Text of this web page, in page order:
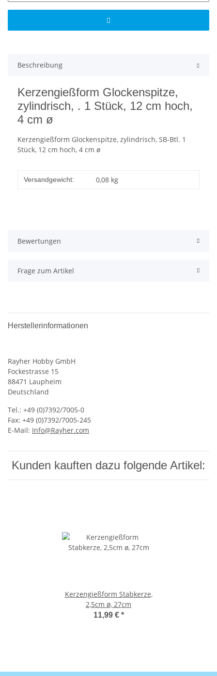
Beschreibung
Kerzengießform Glockenspitze,
zylindrisch, . 1 Stück, 12 cm hoch,
4 cm ø
Kerzengießform Glockenspitze, zylindrisch, SB-Btl. 1
Stück, 12 cm hoch, 4 cm ø
Versandgewicht: 0,08 kg
Bewertungen
Frage zum Artikel
Herstellerinformationen
Rayher Hobby GmbH
Fockestrasse 15
88471 Laupheim
Deutschland
Tel.: +49 (0)7392/7005-0
Fax: +49 (0)7392/7005-245
E-Mail: Info@Rayher.com
Kunden kauften dazu folgende Artikel:
Kerzengießform Stabkerze,
2,5cm ø, 27cm
11,99 € *